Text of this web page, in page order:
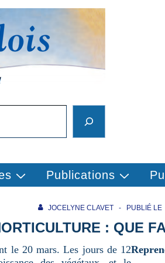
Publications
JOCELYNE CLAVET PUBLIÉ
: QUE
le 20 mars. Les jours de 12